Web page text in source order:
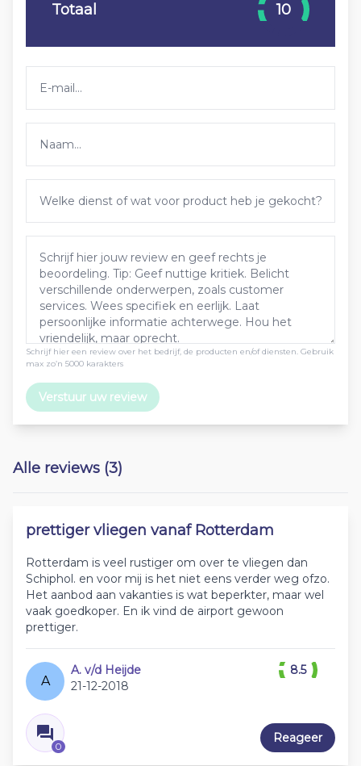
Schrijf hier een review over het bedrijf, de producten en/of diensten. Gebruik
max zo’n 5000 karakters
Verstuur uw review
Totaal 10
Alle reviews (3)
prettiger vliegen vanaf Rotterdam
Rotterdam is veel rustiger om over te vliegen dan
Schiphol. en voor mij is het niet eens verder weg ofzo.
Het aanbod aan vakanties is wat beperkter, maar wel
vaak goedkoper. En ik vind de airport gewoon
prettiger.
A
A. v/d Heijde
21-12-2018
0
8.5
Reageer